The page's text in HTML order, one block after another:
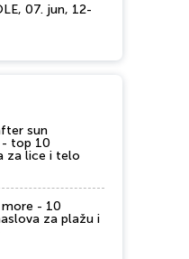
07. jun, 12-
sun
top 10
za lice i telo
- 10
za plažu i